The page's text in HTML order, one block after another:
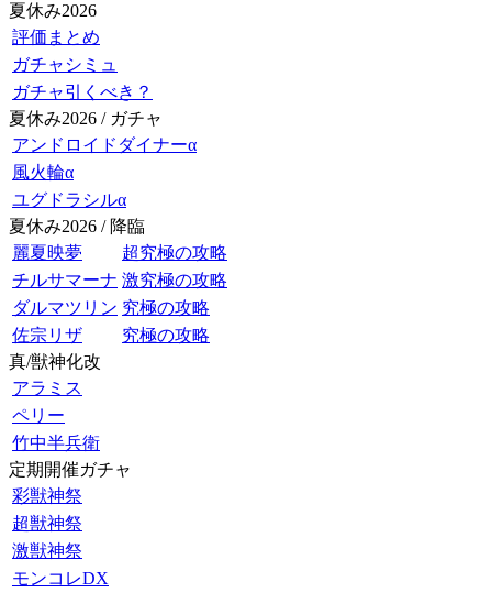
夏休み2026
評価まとめ
ガチャシミュ
ガチャ引くべき？
夏休み2026 / ガチャ
アンドロイドダイナーα
風火輪α
ユグドラシルα
夏休み2026 / 降臨
麗夏映夢
超究極の攻略
チルサマーナ 激究極の攻略
ダルマツリン 究極の攻略
佐宗リザ
究極の攻略
真/獣神化改
アラミス
ペリー
竹中半兵衛
定期開催ガチャ
彩獣神祭
超獣神祭
激獣神祭
モンコレDX